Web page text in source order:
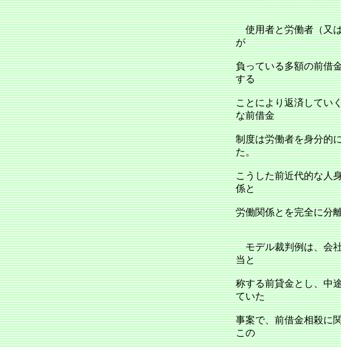
使用者と労働者（又は
が
負っている多額の前借
する
ことにより返済してい
な前借金
制度は労働者を身分的
た。
こうした前近代的な人
係と
労働関係とを完全に分
モデル裁判例は、会社
当と
称する前貸金とし、中
ていた
事案で、前借金相殺に
この